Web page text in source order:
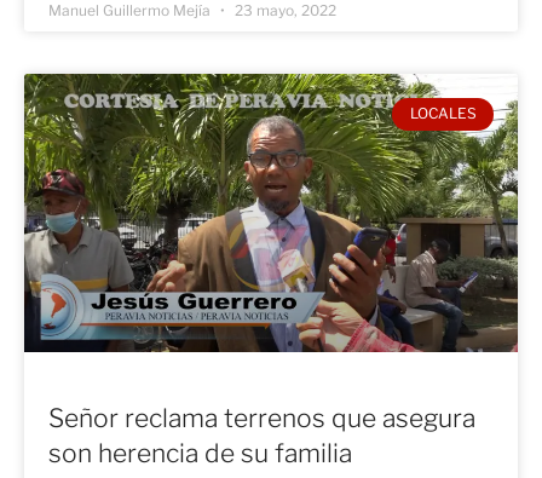
Manuel Guillermo Mejía 23 mayo, 2022
LOCALES
Señor reclama terrenos que asegura
son herencia de su familia